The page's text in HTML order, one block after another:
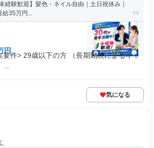
経験歓迎】髪色・ネイル自由｜土日祝休み｜
給35万円...
円
要件> 29歳以下の方 （長期勤続によるキャ
気になる